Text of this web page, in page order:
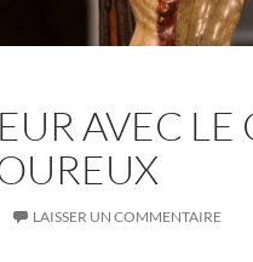
AVEC LE
LAISSER UN COMMENTAIRE